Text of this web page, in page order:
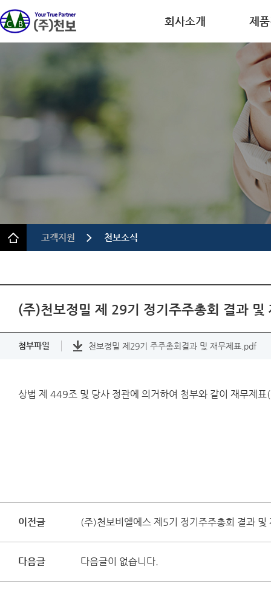
회사소개 제
디스플
반도
이차
의약
정밀
고객지원 천보소식
(주)천보정밀 제 29기 정기주주총회 결과 및
첨부파일 천보정밀 제29기 주주총회결과 및 재무제표.pdf
상법 제 449조 및 당사 정관에 의거하여 첨부와 같이 재무제
이전글 (주)천보비엘에스 제5기 정기주주총회 결과 및
다음글 다음글이 없습니다.